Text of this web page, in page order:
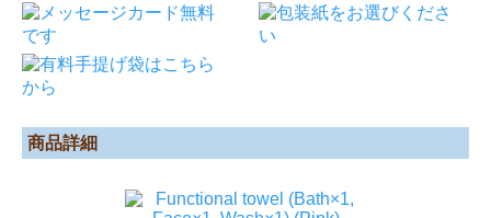
商品詳細